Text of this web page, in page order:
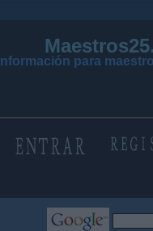
Información para